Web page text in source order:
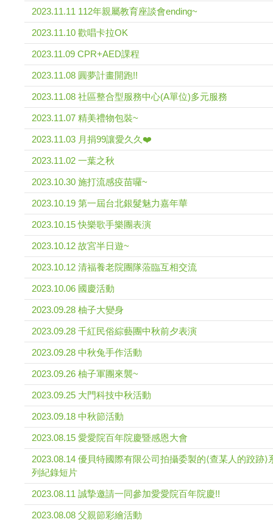
2023.11.11 112年親屬教育座談會ending~
2023.11.10 歡唱卡拉OK
2023.11.09 CPR+AED課程
2023.11.08 圓夢計畫開跑!!
2023.11.08 社區整合型服務中心(A單位)多元服務
2023.11.07 精美禮物包裝~
2023.11.03 月捐99讓愛久久❤️
2023.11.02 一葉之秋
2023.10.30 施打流感疫苗囉~
2023.10.19 第一屆台北銀髮魅力嘉年華
2023.10.15 快樂歌手樂團表演
2023.10.12 故宮半日遊~
2023.10.12 清福養老院團隊蒞臨互相交流
2023.10.06 國慶活動
2023.09.28 柚子大變身
2023.09.28 千紅民俗綜藝團中秋前夕表演
2023.09.28 中秋兔手作活動
2023.09.26 柚子軍團來襲~
2023.09.25 大門科技中秋活動
2023.09.18 中秋節活動
2023.08.15 愛愛院百年院慶暨感恩大會
2023.08.14 優貝特國際有限公司拍攝委製的⟨查某人的跤跡⟩
列紀錄短片
2023.08.11 誠摯邀請一同參加愛愛院百年院慶!!
2023.08.08 父親節彩繪活動